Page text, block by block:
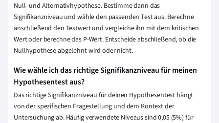
Null- und Alternativhypothese. Bestimme dann das
Signifikanzniveau und wähle den passenden Test aus. Berechne
anschließend den Testwert und vergleiche ihn mit dem kritischen
Wert oder berechne das P-Wert. Entscheide abschließend, ob die
Nullhypothese abgelehnt wird oder nicht.
Wie wähle ich das richtige Signifikanzniveau für meinen
Hypothesentest aus?
Das richtige Signifikanzniveau für deinen Hypothesentest hängt
von der spezifischen Fragestellung und dem Kontext der
Untersuchung ab. Häufig verwendete Niveaus sind 0,05 (5%) für